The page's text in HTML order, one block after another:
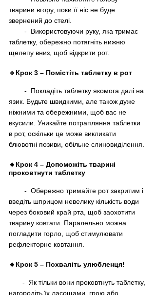
тварини вгору, поки її ніс не буде
звернений до стелі.
таблетку, обережно потягніть нижню
щелепу вниз, щоб відкрити рот.
🔹Крок 3 – Помістіть таблетку в рот
язик. Будьте швидкими, але також дуже
ніжними та обережними, щоб вас не
вкусили. Уникайте потрапляння таблетки
в рот, оскільки це може викликати
блювотні позиви, обільне слиновиділення.
🔸Крок 4 – Допоможіть тварині
проковтнути таблетку
введіть шприцом невелику кількість води
через боковий край рта, щоб заохотити
тварину ковтати. Паралельно можна
погладити горло, щоб стимулювати
рефлекторне ковтання.
🔹Крок 5 – Похваліть улюбленця!
нагородіть їх ласощами, грою або